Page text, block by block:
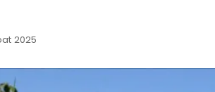
2025